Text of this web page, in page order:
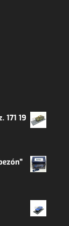
171 19